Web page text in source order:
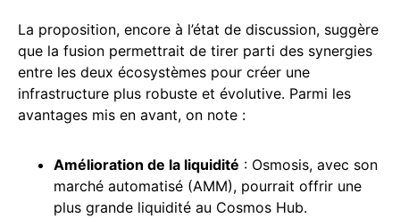
La proposition, encore à l’état de discussion, suggère
que la fusion permettrait de tirer parti des synergies
entre les deux écosystèmes pour créer une
infrastructure plus robuste et évolutive. Parmi les
avantages mis en avant, on note :
Amélioration de la liquidité : Osmosis, avec son
marché automatisé (AMM), pourrait offrir une
plus grande liquidité au Cosmos Hub.